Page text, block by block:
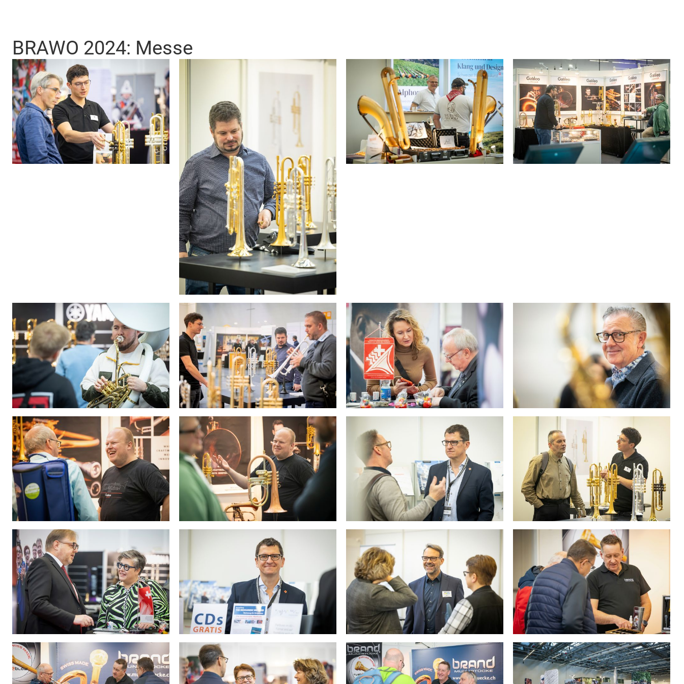
BRAWO 2024: Messe